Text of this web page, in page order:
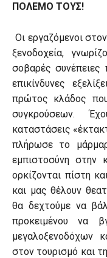
ΠΟΛΕΜΟ ΤΟΥΣ!
Οι εργαζόμενοι
ξενοδοχεία,
σοβαρές συνέπειες
επικίνδυνες
πρώτος κλάδος
συγκρούσεων.
καταστάσεις
πλήρωσε το
εμπιστοσύνη
ορκίζονται πίστη
και μας θέλουν
θα δεχτούμε να
προκειμένου να
μεγαλοξενοδόχων
στον τουρισμό και